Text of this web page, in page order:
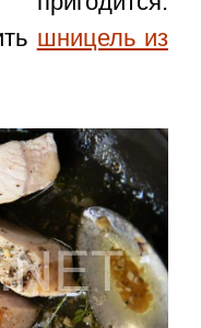
шницель из